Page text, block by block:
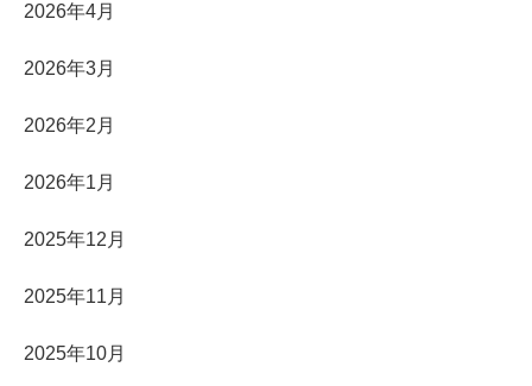
2026年4月
2026年3月
2026年2月
2026年1月
2025年12月
2025年11月
2025年10月